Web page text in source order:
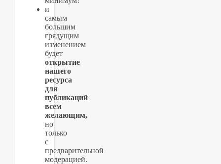
и
самым
большим
грядущим
изменением
будет
открытие
нашего
ресурса
для
публикаций
всем
желающим,
но
только
с
предварительной
модерацией.